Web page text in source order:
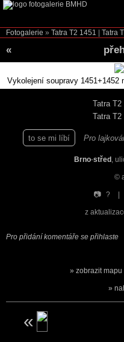
Fotogalerie » Tatra T2 1451 Tatra
«
Vykolejení soupravy 1451+1452
Tatra T2
Tatra T2
to se mi líbí Pro
Brno-střed ,
©
📷 ?
z
Pro přidání komentáře se přihlaste
zobrazit mapu